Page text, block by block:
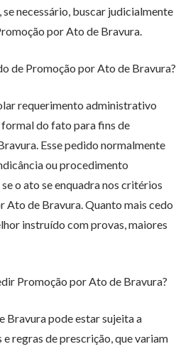
necessário, buscar judicialmente
por Ato de Bravura.
de Promoção por Ato de Bravura?
requerimento administrativo
do fato para fins de
Esse pedido normalmente
ou procedimento
o ato se enquadra nos critérios
Ato de Bravura. Quanto mais cedo
instruído com provas, maiores
Promoção por Ato de Bravura?
Bravura pode estar sujeita a
regras de prescrição, que variam